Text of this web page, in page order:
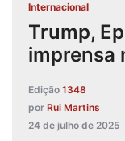
Internacional
Trump,
imprensa
Edição 1348
por Rui Martins
24 de julho de 2025